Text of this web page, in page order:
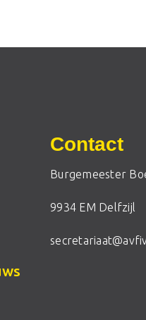
Contact
Burgemeester
9934 EM Delfzijl